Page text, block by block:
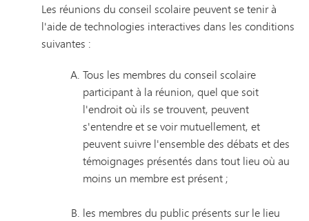
Les réunions du conseil scolaire peuvent se tenir à
l'aide de technologies interactives dans les conditions
suivantes :
Tous les membres du conseil scolaire
participant à la réunion, quel que soit
l'endroit où ils se trouvent, peuvent
s'entendre et se voir mutuellement, et
peuvent suivre l'ensemble des débats et des
témoignages présentés dans tout lieu où au
moins un membre est présent ;
les membres du public présents sur le lieu